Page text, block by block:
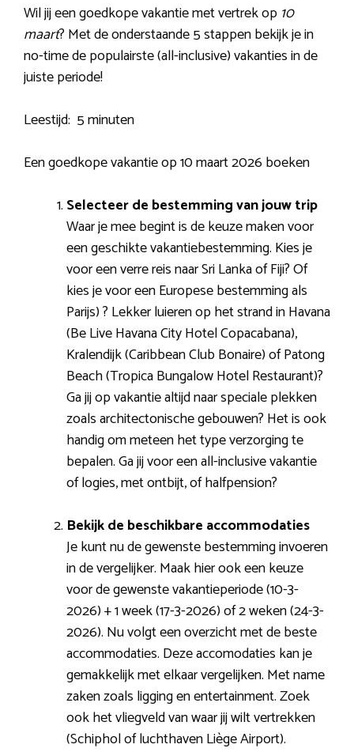
Wil jij een goedkope vakantie met vertrek op 10
maart? Met de onderstaande 5 stappen bekijk je in
no-time de populairste (all-inclusive) vakanties in de
juiste periode!
Leestijd: 5 minuten
Een goedkope vakantie op 10 maart 2026 boeken
Selecteer de bestemming van jouw trip
Waar je mee begint is de keuze maken voor
een geschikte vakantiebestemming. Kies je
voor een verre reis naar Sri Lanka of Fiji? Of
kies je voor een Europese bestemming als
Parijs) ? Lekker luieren op het strand in Havana
(Be Live Havana City Hotel Copacabana),
Kralendijk (Caribbean Club Bonaire) of Patong
Beach (Tropica Bungalow Hotel Restaurant)?
Ga jij op vakantie altijd naar speciale plekken
zoals architectonische gebouwen? Het is ook
handig om meteen het type verzorging te
bepalen. Ga jij voor een all-inclusive vakantie
of logies, met ontbijt, of halfpension?
Bekijk de beschikbare accommodaties
Je kunt nu de gewenste bestemming invoeren
in de vergelijker. Maak hier ook een keuze
voor de gewenste vakantieperiode (10-3-
2026) + 1 week (17-3-2026) of 2 weken (24-3-
2026). Nu volgt een overzicht met de beste
accommodaties. Deze accomodaties kan je
gemakkelijk met elkaar vergelijken. Met name
zaken zoals ligging en entertainment. Zoek
ook het vliegveld van waar jij wilt vertrekken
(Schiphol of luchthaven Liège Airport).